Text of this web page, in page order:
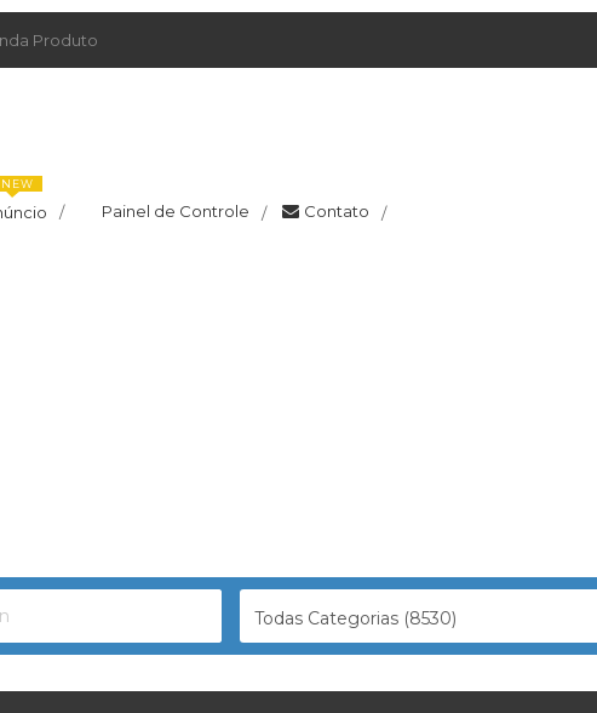
Produto
/
NEW
Painel de Controle / Contato /
Todas Categorias (8530)